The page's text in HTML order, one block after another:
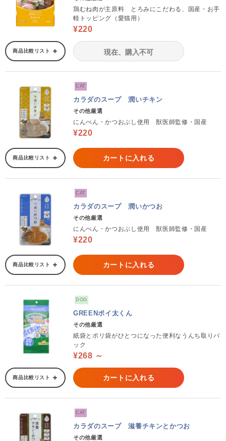
鶏むね肉が主原料 とろみにこだわる、国産・お手
軽トッピング（愛猫用）
¥220
商品比較リスト 現在、購入不可
CAT
カラダのスープ 潤いチキン
その他厳選
にんべん・かつおぶし使用 獣医師監修・国産
¥220
商品比較リスト カートに入れる
CAT
カラダのスープ 潤いかつお
その他厳選
にんべん・かつおぶし使用 獣医師監修・国産
¥220
商品比較リスト カートに入れる
DOG
GREENポイ太くん
その他厳選
紙袋とポリ袋がひとつになった便利なうんち取りパ
ック
¥268 ～
商品比較リスト カートに入れる
CAT
カラダのスープ 滋養チキンとかつお
その他厳選